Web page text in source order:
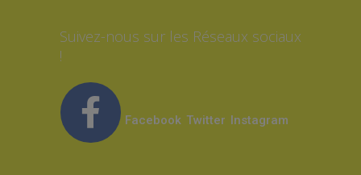
Suivez-nous sur les Réseaux sociaux
!
Facebook Twitter Instagram